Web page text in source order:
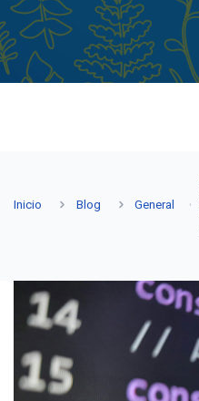
Inicio Blog General